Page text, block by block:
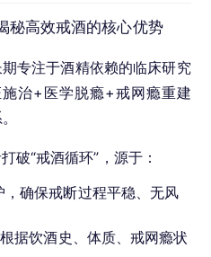
秘高效戒酒的核心优势
专注于酒精依赖的临床研究
治+医学脱瘾+戒网瘾重建
破“戒酒循环”，源于：
，确保戒断过程平稳、无风
据饮酒史、体质、戒网瘾状